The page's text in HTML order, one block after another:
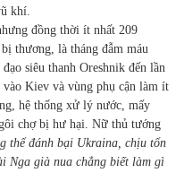
khí.
đồng thời ít nhất 209
thương, là tháng đẫm máu
siêu thanh Oreshnik đến lần
Kiev và vùng phụ cận làm ít
hệ thống xử lý nước, mấy
chợ bị hư hại. Nữ thủ tướng
thể đánh bại Ukraina, chịu tổn
Nga già nua chẳng biết làm gì